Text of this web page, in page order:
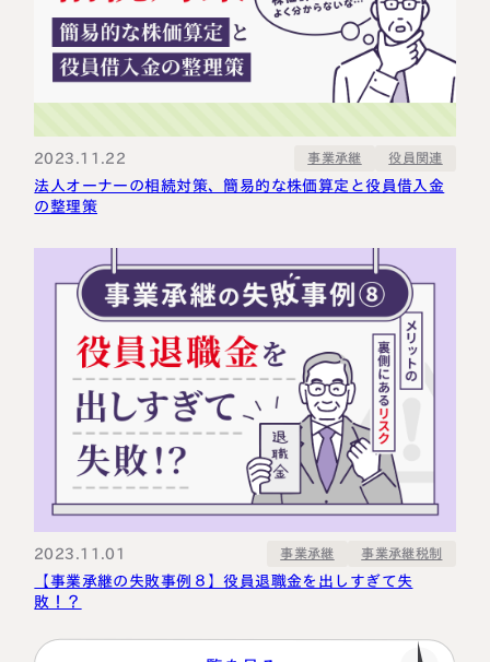
2023.11.22 事業承継 役員関連
法人オーナーの相続対策、簡易的な株価算定と役員借入金
の整理策
2023.11.01 事業承継 事業承継税制
【事業承継の失敗事例８】役員退職金を出しすぎて失
敗！？